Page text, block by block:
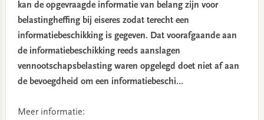
kan de opgevraagde informatie van belang zijn voor
belastingheffing bij eiseres zodat terecht een
informatiebeschikking is gegeven. Dat voorafgaande aan
de informatiebeschikking reeds aanslagen
vennootschapsbelasting waren opgelegd doet niet af aan
de bevoegdheid om een informatiebeschi…
Meer informatie: